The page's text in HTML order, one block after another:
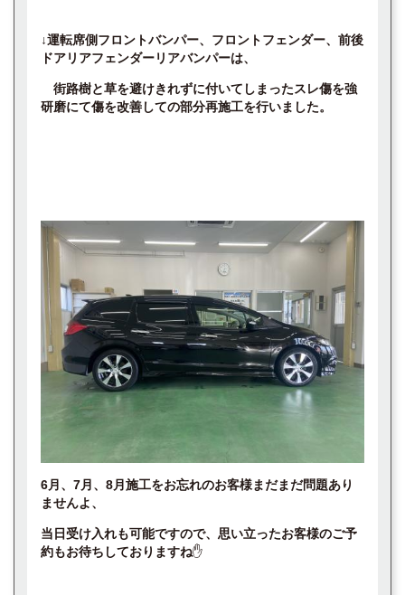
↓運転席側フロントバンパー、フロントフェンダー、前後
ドアリアフェンダーリアバンパーは、
街路樹と草を避けきれずに付いてしまったスレ傷を強
研磨にて傷を改善しての部分再施工を行いました。
6月、7月、8月施工をお忘れのお客様まだまだ問題あり
ませんよ、
当日受け入れも可能ですので、思い立ったお客様のご予
約もお待ちしておりますね✋